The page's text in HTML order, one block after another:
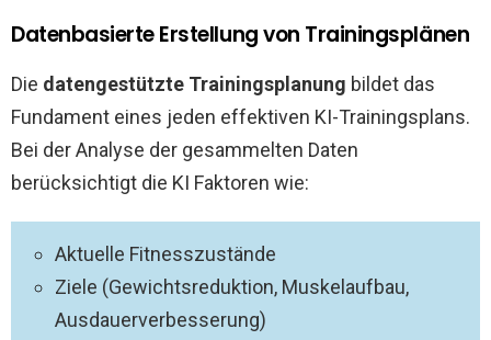
Datenbasierte Erstellung von Trainingsplänen
Die datengestützte Trainingsplanung bildet das
Fundament eines jeden effektiven KI-Trainingsplans.
Bei der Analyse der gesammelten Daten
berücksichtigt die KI Faktoren wie:
Aktuelle Fitnesszustände
Ziele (Gewichtsreduktion, Muskelaufbau,
Ausdauerverbesserung)